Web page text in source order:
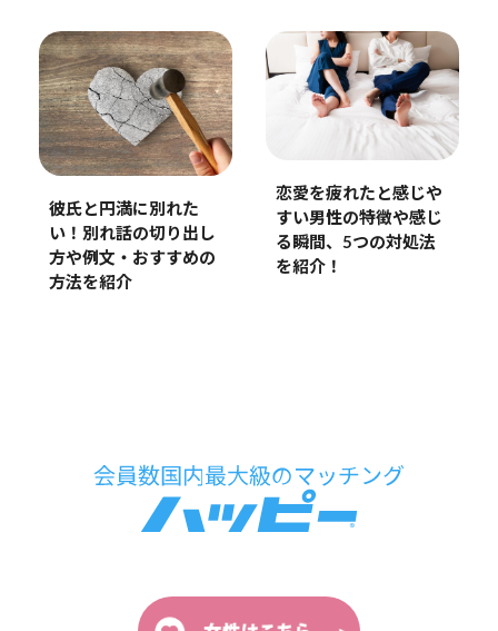
彼氏と円満に別れた
い！別れ話の切り出し
方や例文・おすすめの
方法を紹介
恋愛を疲れたと感じや
すい男性の特徴や感じ
る瞬間、5つの対処法
を紹介！